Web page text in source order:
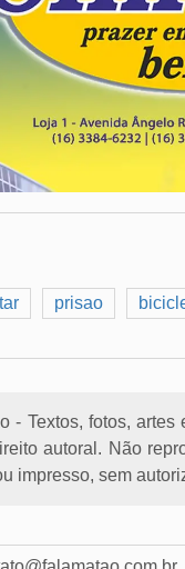
prisao
- Textos, fotos,
autoral. Não
impresso, sem